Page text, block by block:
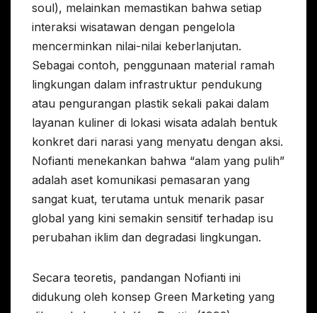
soul), melainkan memastikan bahwa setiap
interaksi wisatawan dengan pengelola
mencerminkan nilai-nilai keberlanjutan.
Sebagai contoh, penggunaan material ramah
lingkungan dalam infrastruktur pendukung
atau pengurangan plastik sekali pakai dalam
layanan kuliner di lokasi wisata adalah bentuk
konkret dari narasi yang menyatu dengan aksi.
Nofianti menekankan bahwa “alam yang pulih”
adalah aset komunikasi pemasaran yang
sangat kuat, terutama untuk menarik pasar
global yang kini semakin sensitif terhadap isu
perubahan iklim dan degradasi lingkungan.
Secara teoretis, pandangan Nofianti ini
didukung oleh konsep Green Marketing yang